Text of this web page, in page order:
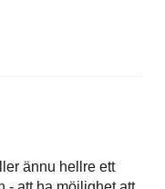
ännu hellre ett